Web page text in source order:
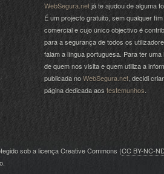
WebSegura.netjá te ajudou de alguma
É um projecto gratuito, sem qualquer fim
comercial e cujo único objectivo é
para a segurança de todos os
falam a língua portuguesa. Para ter uma
de quem nos visita e quem utiliza a
publicada noWebSegura.net , decidi
página dedicada aos testemunhos
sob a licença Creative Commons (CC BY-NC-